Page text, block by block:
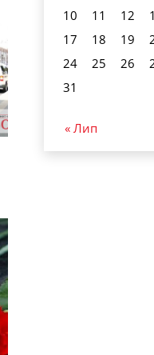
10
11 12
17
18 19
24
25 26
31
« Лип